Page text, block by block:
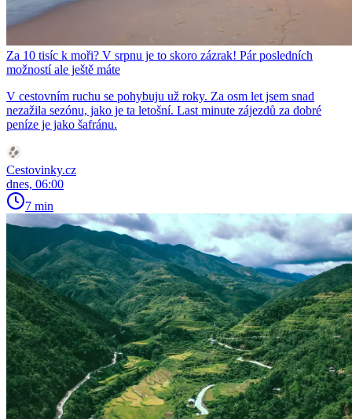
Za 10 tisíc k moři? V srpnu je to skoro zázrak! Pár posledních
možností ale ještě máte
V cestovním ruchu se pohybuju už roky. Za osm let jsem snad
nezažila sezónu, jako je ta letošní. Last minute zájezdů za dobré
peníze je jako šafránu.
Cestovinky.cz
dnes, 06:00
7 min